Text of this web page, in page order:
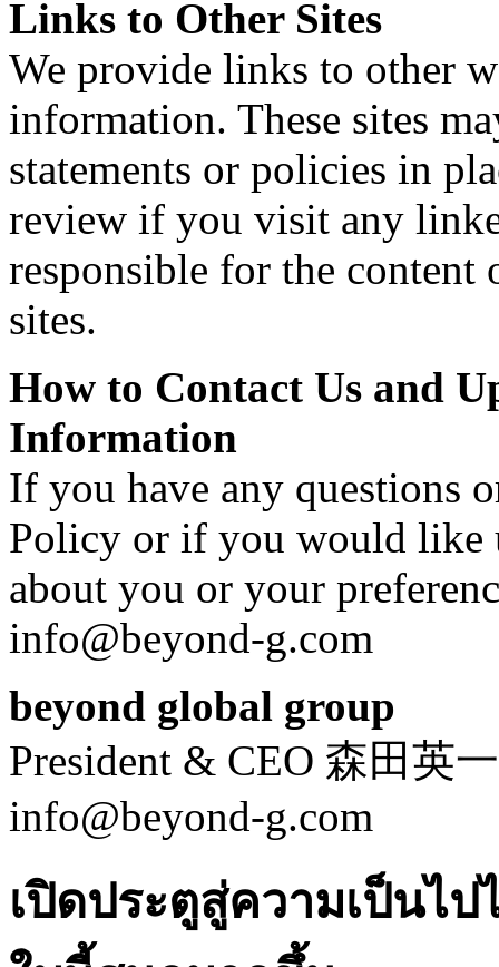
Links to Other Sites
We provide links to other
information. These sites
statements or policies in
review if you visit any
responsible for the content
sites.
How to Contact Us and
Information
If you have any questions
Policy or if you would like
about you or your
info@beyond-g.com
beyond global group
President & CEO 森田英一
info@beyond-g.com
เปิดประตูสู่ความเป็นไ